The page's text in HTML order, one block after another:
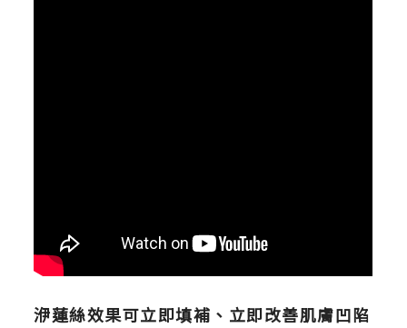
洢蓮絲效果可立即填補、立即改善肌膚凹陷